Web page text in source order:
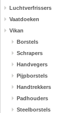
Luchtverfrissers
Vaatdoeken
Vikan
Borstels
Schrapers
Handvegers
Pijpborstels
Handtrekkers
Padhouders
Steelborstels